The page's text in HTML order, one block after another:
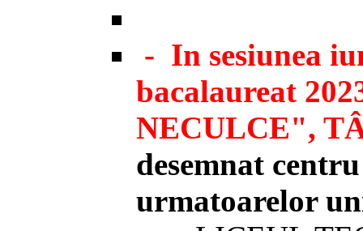
- In sesiunea
bacalaureat
NECULCE",
desemnat
urmatoarelor